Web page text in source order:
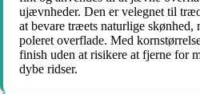
ujævnheder. Den er velegnet til
at bevare træets naturlige skønhed,
poleret overflade. Med
finish uden at risikere at fjerne for
dybe ridser.